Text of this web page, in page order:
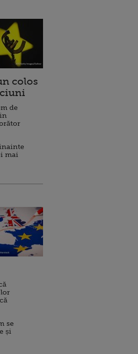
colos
de
mai
se
și